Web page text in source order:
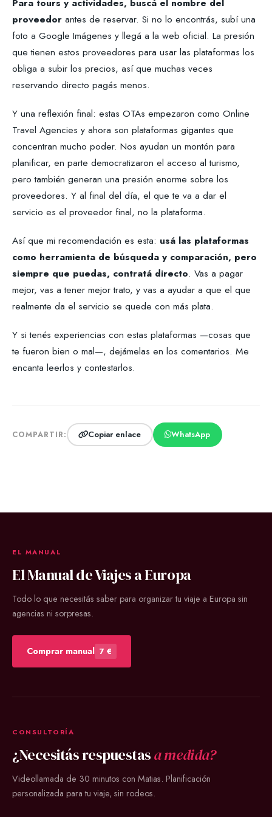
proveedor antes de reservar. Si no lo encontrás, subí una
foto a Google Imágenes y llegá a la web oficial. La presión
que tienen estos proveedores para usar las plataformas los
obliga a subir los precios, así que muchas veces
reservando directo pagás menos.
Y una reflexión final: estas OTAs empezaron como Online
Travel Agencies y ahora son plataformas gigantes que
concentran mucho poder. Nos ayudan un montón para
planificar, en parte democratizaron el acceso al turismo,
pero también generan una presión enorme sobre los
proveedores. Y al final del día, el que te va a dar el
servicio es el proveedor final, no la plataforma.
Así que mi recomendación es esta: usá las plataformas
como herramienta de búsqueda y comparación, pero
siempre que puedas, contratá directo. Vas a pagar
mejor, vas a tener mejor trato, y vas a ayudar a que el que
realmente da el servicio se quede con más plata.
Y si tenés experiencias con estas plataformas —cosas que
te fueron bien o mal—, dejámelas en los comentarios. Me
encanta leerlos y contestarlos.
COMPARTIR: Copiar enlace WhatsApp
EL MANUAL
El Manual de Viajes a Europa
Todo lo que necesitás saber para organizar tu viaje a Europa sin
agencias ni sorpresas.
Comprar manual 7 €
CONSULTORÍA
¿Necesitás respuestasa medida?
Videollamada de 30 minutos con Matias. Planificación
personalizada para tu viaje, sin rodeos.